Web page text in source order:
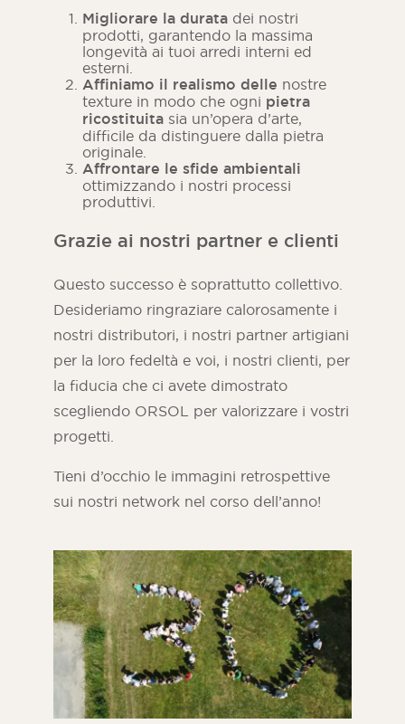
Migliorare la durata dei nostri
prodotti, garantendo la massima
longevità ai tuoi arredi interni ed
esterni.
Affiniamo il realismo delle nostre
texture in modo che ogni pietra
ricostituita sia un’opera d’arte,
difficile da distinguere dalla pietra
originale.
Affrontare le sfide ambientali
ottimizzando i nostri processi
produttivi.
Grazie ai nostri partner e clienti
Questo successo è soprattutto collettivo.
Desideriamo ringraziare calorosamente i
nostri distributori, i nostri partner artigiani
per la loro fedeltà e voi, i nostri clienti, per
la fiducia che ci avete dimostrato
scegliendo ORSOL per valorizzare i vostri
progetti.
Tieni d’occhio le immagini retrospettive
sui nostri network nel corso dell’anno!